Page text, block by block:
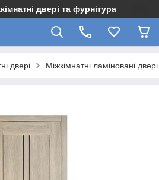
двері та фурнітура
двері Міжкімнатні ламіновані двері